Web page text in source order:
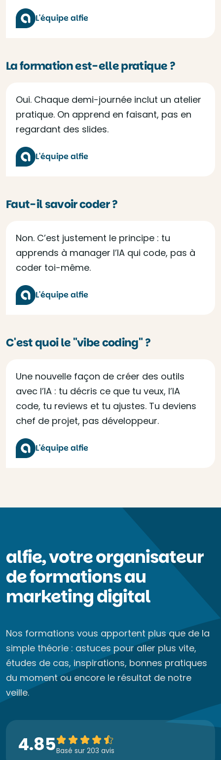
L'équipe alfie
La formation est-elle pratique ?
Oui. Chaque demi-journée inclut un atelier
pratique. On apprend en faisant, pas en
regardant des slides.
L'équipe alfie
Faut-il savoir coder ?
Non. C’est justement le principe : tu
apprends à manager l’IA qui code, pas à
coder toi-même.
L'équipe alfie
C'est quoi le "vibe coding" ?
Une nouvelle façon de créer des outils
avec l’IA : tu décris ce que tu veux, l’IA
code, tu reviews et tu ajustes. Tu deviens
chef de projet, pas développeur.
L'équipe alfie
alfie, votre organisateur
de formations au
marketing digital
Nos formations vous apportent plus que de la
simple théorie : astuces pour aller plus vite,
études de cas, inspirations, bonnes pratiques
du moment ou encore le résultat de notre
veille.
4.85Basé sur 203 avis